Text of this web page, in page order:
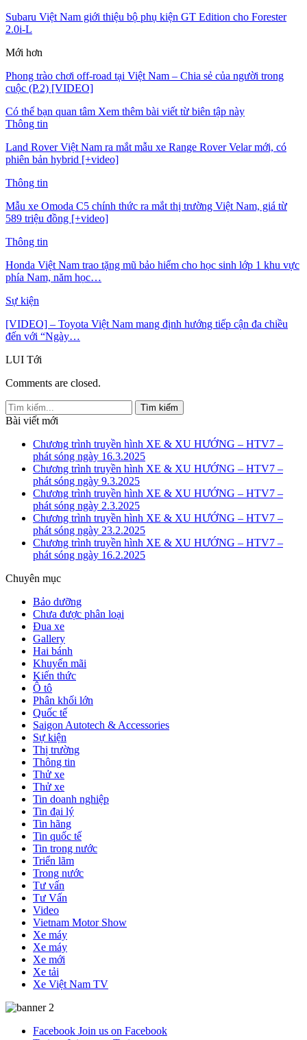
Subaru Việt Nam giới thiệu bộ phụ kiện GT Edition cho Forester
2.0i-L
Mới hơn
Phong trào chơi off-road tại Việt Nam – Chia sẻ của người trong
cuộc (P.2) [VIDEO]
Có thể bạn quan tâm Xem thêm bài viết từ biên tập này
Thông tin
Land Rover Việt Nam ra mắt mẫu xe Range Rover Velar mới, có
phiên bản hybrid [+video]
Thông tin
Mẫu xe Omoda C5 chính thức ra mắt thị trường Việt Nam, giá từ
589 triệu đồng [+video]
Thông tin
Honda Việt Nam trao tặng mũ bảo hiểm cho học sinh lớp 1 khu vực
phía Nam, năm học…
Sự kiện
[VIDEO] – Toyota Việt Nam mang định hướng tiếp cận đa chiều
đến với “Ngày…
LUI Tới
Comments are closed.
Bài viết mới
Chương trình truyền hình XE & XU HƯỚNG – HTV7 –
phát sóng ngày 16.3.2025
Chương trình truyền hình XE & XU HƯỚNG – HTV7 –
phát sóng ngày 9.3.2025
Chương trình truyền hình XE & XU HƯỚNG – HTV7 –
phát sóng ngày 2.3.2025
Chương trình truyền hình XE & XU HƯỚNG – HTV7 –
phát sóng ngày 23.2.2025
Chương trình truyền hình XE & XU HƯỚNG – HTV7 –
phát sóng ngày 16.2.2025
Chuyên mục
Bảo dưỡng
Chưa được phân loại
Đua xe
Gallery
Hai bánh
Khuyến mãi
Kiến thức
Ô tô
Phân khối lớn
Quốc tế
Saigon Autotech & Accessories
Sự kiện
Thị trường
Thông tin
Thử xe
Thử xe
Tin doanh nghiệp
Tin đại lý
Tin hãng
Tin quốc tế
Tin trong nước
Triển lãm
Trong nước
Tư vấn
Tư Vấn
Video
Vietnam Motor Show
Xe máy
Xe máy
Xe mới
Xe tải
Xe Việt Nam TV
Facebook Join us on Facebook